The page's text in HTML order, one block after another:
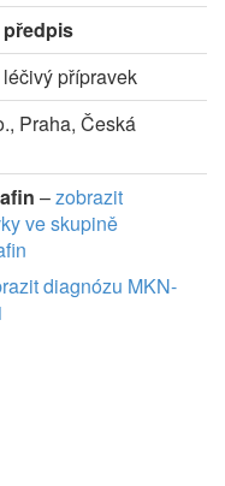
přípravek
Praha, Česká
–zobrazit
ve skupině
diagnózu MKN-